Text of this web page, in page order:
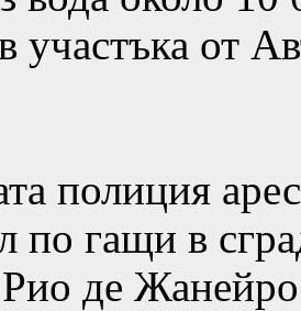
участъка от
полиция
по гащи в
де Жанейро